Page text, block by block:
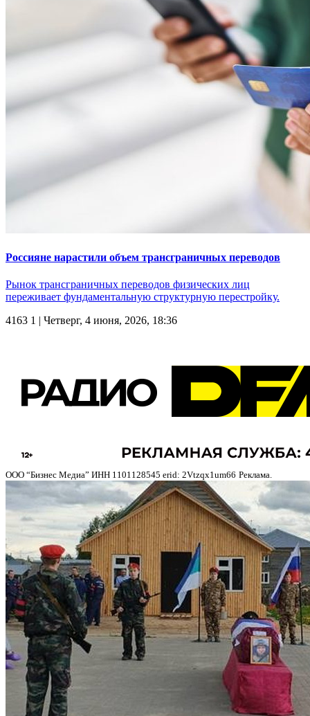
Россияне нарастили объем трансграничных переводов
Рынок трансграничных переводов физических лиц
переживает фундаментальную структурную перестройку.
4163 1 | Четверг, 4 июня, 2026, 18:36
ООО “Бизнес Медиа” ИНН 1101128545 erid: 2Vtzqx1um66 Реклама.